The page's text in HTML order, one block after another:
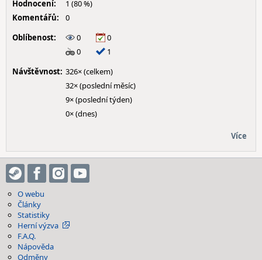
Hodnocení:
1 (80 %)
Komentářů:
0
Oblíbenost:
0
0
0
1
Návštěvnost: 326× (celkem)
32× (poslední měsíc)
9× (poslední týden)
0× (dnes)
Více
O webu
Články
Statistiky
Herní výzva
F.A.Q.
Nápověda
Odměny